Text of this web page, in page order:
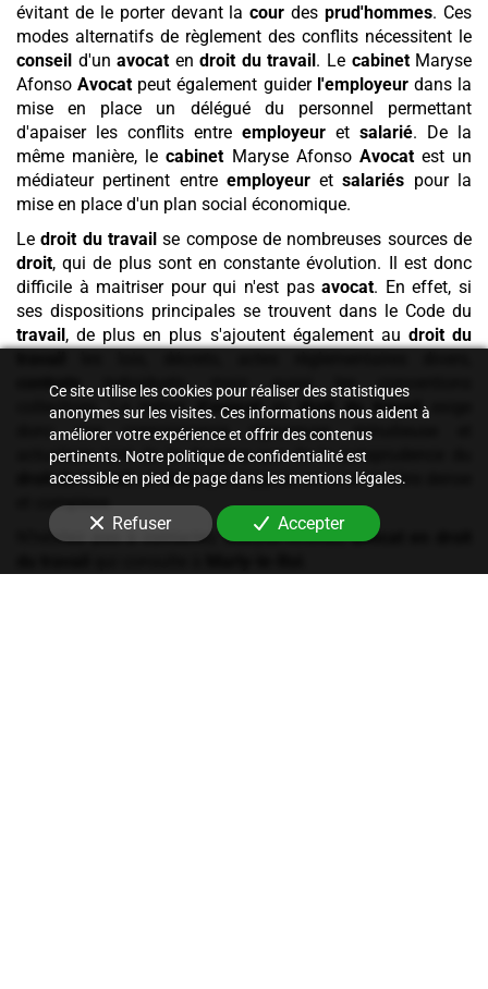
évitant de le porter devant lacour desprud'hommes. Ces
modes alternatifs de règlement des conflits nécessitent le
conseil d'unavocat endroit du travail. Le cabinetMaryse
AfonsoAvocat peut également guider l'employeurdans la
mise en place un délégué du personnel permettant
d'apaiser les conflits entre employeur et salarié. De la
même manière, lecabinet Maryse Afonso Avocatest un
médiateur pertinent entre employeuretsalariés pour la
mise en place d'un plan social économique.
Ledroit du travail se compose de nombreuses sources de
droit, qui de plus sont en constante évolution. Il est donc
difficile à maitriser pour qui n'est pasavocat. En effet, si
ses dispositions principales se trouvent dans le Code du
travail, de plus en plus s'ajoutent également au droit du
contratsindividuels, mais aussi les conventions
collectives. Le métierd'avocatendroit du travail exige
donc une connaissance rigoureuse, minutieuse et
actualisée tant de la doctrine que de la jurisprudence du
droit du travail, undroitqui s'appuie sur une matière dense
et complexe.
N'hésitez pas à contactez Maryse Afonso,avocat en droit
Ce site utilise les cookies pour réaliser des statistiques
anonymes sur les visites. Ces informations nous aident à
améliorer votre expérience et offrir des contenus
pertinents. Notre politique de confidentialité est
accessible en pied de page dans les mentions légales.
Refuser Accepter